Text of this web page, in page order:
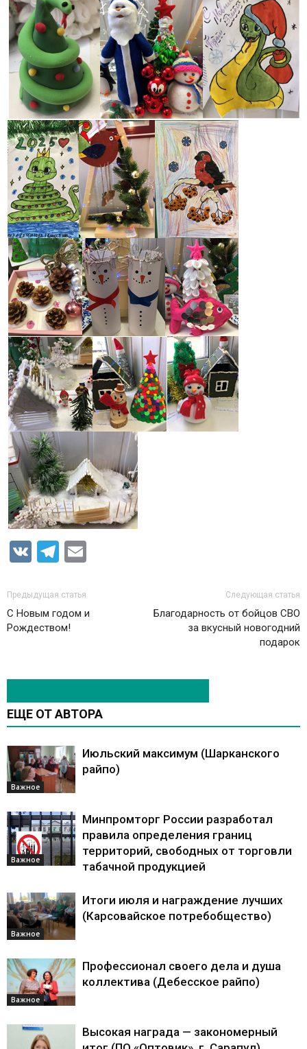
VK Telegram
Предыдущая статья
С Новым годом и
Рождеством!
Следующая статья
Благодарность от бойцов СВО
за вкусный новогодний
подарок
ЕЩЕ ОТ АВТОРА
Важное
Июльский максимум (Шарканского
райпо)
Важное
Минпромторг России разработал
правила определения границ
территорий, свободных от торговли
табачной продукцией
Важное
Итоги июля и награждение лучших
(Карсовайское потребобщество)
Важное
Профессионал своего дела и душа
коллектива (Дебесское райпо)
Высокая награда — закономерный